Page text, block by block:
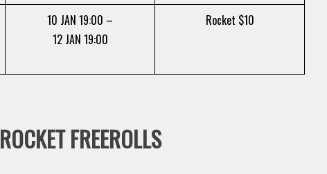
10 JAN 19:00 –
12 JAN 19:00
Rocket $10
ROCKET FREEROLLS